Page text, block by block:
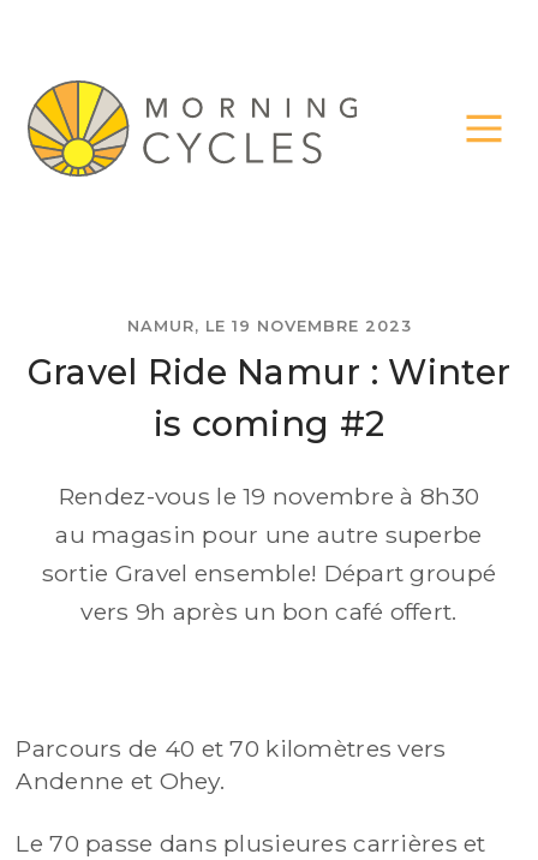
NAMUR, LE 19 NOVEMBRE 2023
Gravel Ride Namur : Winter
is coming #2
Rendez-vous le 19 novembre à 8h30
au magasin pour une autre superbe
sortie Gravel ensemble! Départ groupé
vers 9h après un bon café offert.
Parcours de 40 et 70 kilomètres vers
Andenne et Ohey.
Le 70 passe dans plusieures carrières et